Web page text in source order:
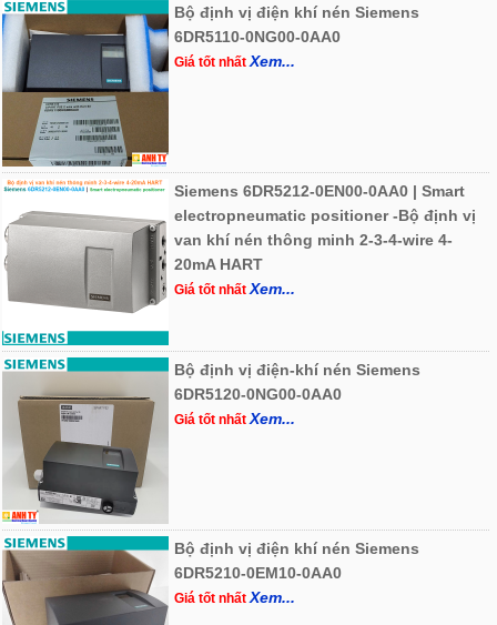
Bộ định vị điện khí nén Siemens
6DR5110-0NG00-0AA0
Giá tốt nhấtXem...
Siemens 6DR5212-0EN00-0AA0 | Smart
electropneumatic positioner -Bộ định vị
van khí nén thông minh 2-3-4-wire 4-
20mA HART
Giá tốt nhấtXem...
Bộ định vị điện-khí nén Siemens
6DR5120-0NG00-0AA0
Giá tốt nhấtXem...
Bộ định vị điện khí nén Siemens
6DR5210-0EM10-0AA0
Giá tốt nhấtXem...